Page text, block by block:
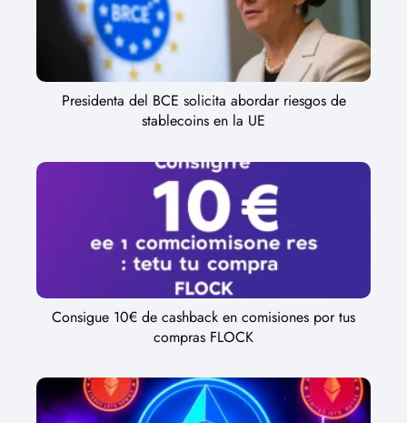
Presidenta del BCE solicita abordar riesgos de
stablecoins en la UE
Consigue 10€ de cashback en comisiones por tus
compras FLOCK